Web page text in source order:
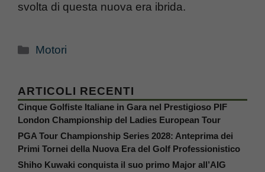
svolta di questa nuova era ibrida.
Categorie
Motori
ARTICOLI RECENTI
Cinque Golfiste Italiane in Gara nel Prestigioso PIF
London Championship del Ladies European Tour
PGA Tour Championship Series 2028: Anteprima dei
Primi Tornei della Nuova Era del Golf Professionistico
Shiho Kuwaki conquista il suo primo Major all’AIG